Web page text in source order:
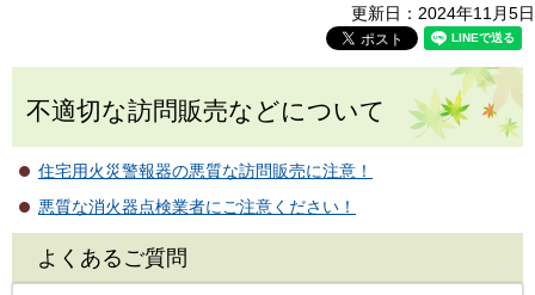
更新日：2024年11月5日
不適切な訪問販売などについて
住宅用火災警報器の悪質な訪問販売に注意！
悪質な消火器点検業者にご注意ください！
よくあるご質問